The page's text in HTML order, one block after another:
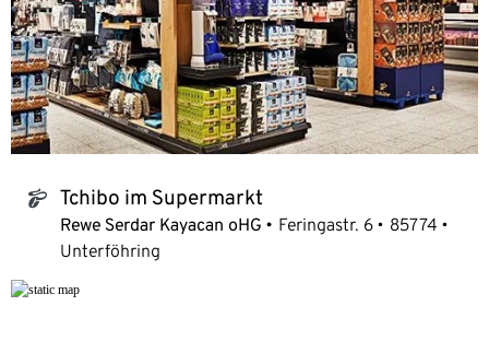
tchibo_logo Tchibo im Supermarkt
Rewe Serdar Kayacan oHG Feringastr. 6
85774
Unterföhring